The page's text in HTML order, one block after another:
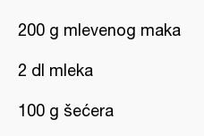
200 g mlevenog maka
2 dl mleka
100 g šećera